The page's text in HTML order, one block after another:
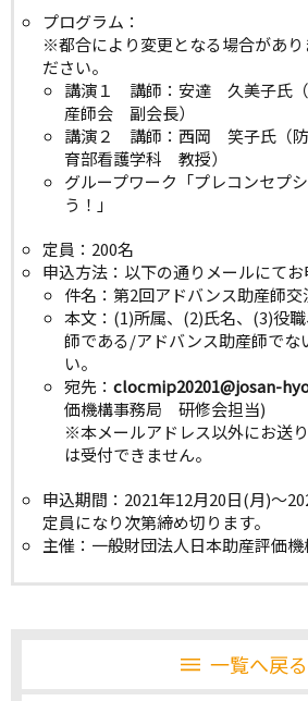
プログラム：
※都合により変更となる場合があり
ださい。
講演１ 講師：安達 久美子氏（
産師会 副会長）
講演２ 講師：西岡 笑子氏（防
育部看護学科 教授）
グループワーク「プレコンセプ
う！」
定員：200名
申込方法：以下の通りメールにてお
件名：第2回アドバンス助産師交
本文：(1)所属、(2)氏名、(3)役
師である/アドバンス助産師でな
い。
宛先： clocmip20201@josan-
価機構事務局 研修会担当)
※本メールアドレス以外にお送
は受付できません。
申込期間：2021年12月20日(月)～
定員になり次第締め切ります。
主催：一般財団法人日本助産評価機
一覧へ戻る